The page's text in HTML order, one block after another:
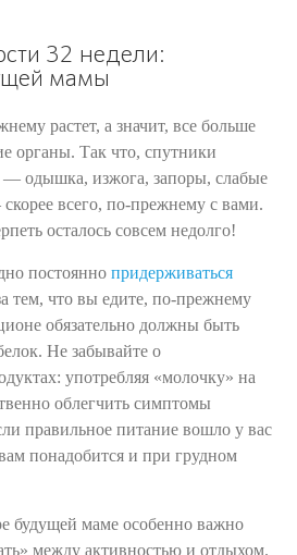
32 недели:
мамы
растет, а значит, все больше
органы. Так что, спутники
— одышка, изжога, запоры, слабые
всего, по-прежнему с вами.
осталось совсем недолго!
постояннопридерживаться
тем, что вы едите, по-прежнему
обязательно должны быть
Не забывайте о
употребляя «молочку» на
облегчить симптомы
правильное питание вошло у вас
понадобится и при грудном
будущей маме особенно важно
между активностью и отдыхом.